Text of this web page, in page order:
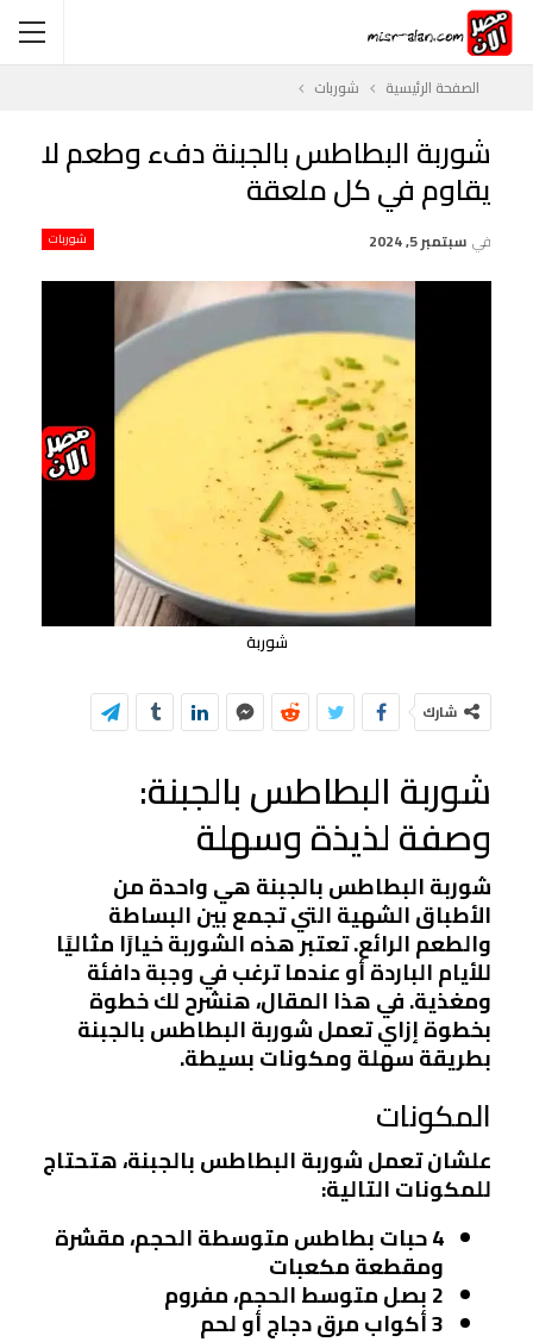
الصفحة الرئيسية شوربات
شوربة البطاطس بالجبنة دفء وطعم لا
يقاوم في كل ملعقة
شوربات في سبتمبر 5, 2024
شوربة
شارك
شوربة البطاطس بالجبنة:
وصفة لذيذة وسهلة
شوربة البطاطس بالجبنة هي واحدة من
الأطباق الشهية التي تجمع بين البساطة
والطعم الرائع. تعتبر هذه الشوربة خيارًا مثاليًا
للأيام الباردة أو عندما ترغب في وجبة دافئة
ومغذية. في هذا المقال، هنشرح لك خطوة
بخطوة إزاي تعمل شوربة البطاطس بالجبنة
بطريقة سهلة ومكونات بسيطة.
المكونات
علشان تعمل شوربة البطاطس بالجبنة، هتحتاج
للمكونات التالية:
4 حبات بطاطس متوسطة الحجم، مقشرة
ومقطعة مكعبات
2 بصل متوسط الحجم، مفروم
3 أكواب مرق دجاج أو لحم